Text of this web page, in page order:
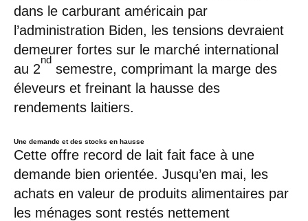
dans le carburant américain par
l’administration Biden, les tensions devraient
demeurer fortes sur le marché international
au 2
nd
semestre, comprimant la marge des
éleveurs et freinant la hausse des
rendements laitiers.
Une demande et des stocks en hausse
Cette offre record de lait fait face à une
demande bien orientée. Jusqu’en mai, les
achats en valeur de produits alimentaires par
les ménages sont restés nettement